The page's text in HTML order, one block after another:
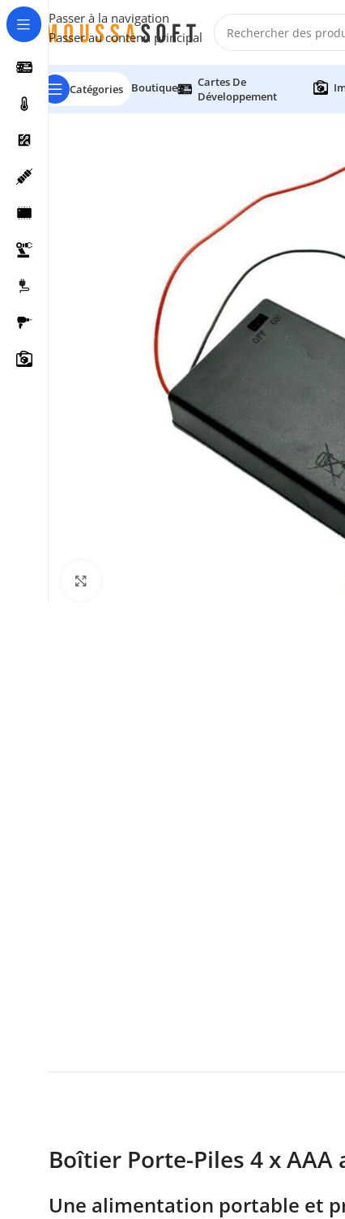
Passer à la navigation
Passer au contenu principal
moussasoft
Catégories Boutique
Cartes De
Développement
Boîtier Porte-Piles 4 x
Une alimentation portable et